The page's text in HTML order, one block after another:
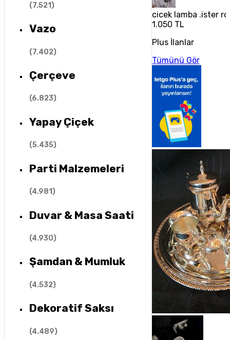
(7.521)
Vazo
(7.402)
Çerçeve
(6.823)
Yapay Çiçek
(5.435)
Parti Malzemeleri
(4.981)
Duvar & Masa Saati
(4.930)
Şamdan & Mumluk
(4.532)
Dekoratif Saksı
(4.489)
cicek lamba .ister
1.050 TL
Plus İlanlar
Tümünü Gör